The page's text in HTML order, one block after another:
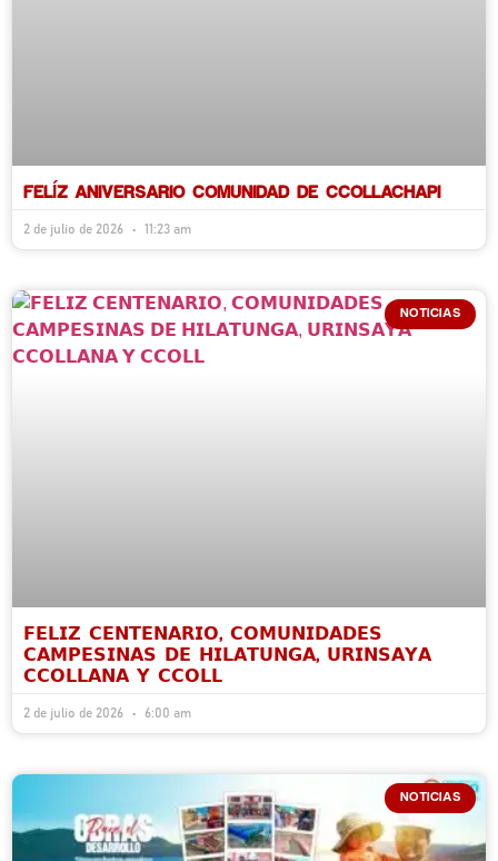
FELÍZ ANIVERSARIO COMUNIDAD DE CCOLLACHAPI
2 de julio de 2026 11:23 am
NOTICIAS
𝗙𝗘𝗟𝗜𝗭 𝗖𝗘𝗡𝗧𝗘𝗡𝗔𝗥𝗜𝗢, 𝗖𝗢𝗠𝗨𝗡𝗜𝗗𝗔𝗗𝗘𝗦
𝗖𝗔𝗠𝗣𝗘𝗦𝗜𝗡𝗔𝗦 𝗗𝗘 𝗛𝗜𝗟𝗔𝗧𝗨𝗡𝗚𝗔, 𝗨𝗥𝗜𝗡𝗦𝗔𝗬𝗔
𝗖𝗖𝗢𝗟𝗟𝗔𝗡𝗔 𝗬 𝗖𝗖𝗢𝗟𝗟
2 de julio de 2026 6:00 am
NOTICIAS